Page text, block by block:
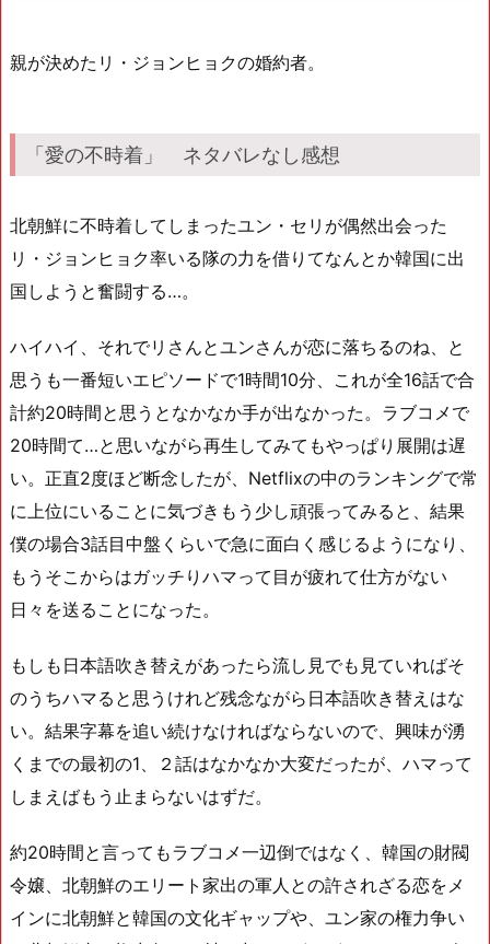
親が決めたリ・ジョンヒョクの婚約者。
「愛の不時着」 ネタバレなし感想
北朝鮮に不時着してしまったユン・セリが偶然出会った
リ・ジョンヒョク率いる隊の力を借りてなんとか韓国に出
国しようと奮闘する…。
ハイハイ、それでリさんとユンさんが恋に落ちるのね、と
思うも一番短いエピソードで1時間10分、これが全16話で合
計約20時間と思うとなかなか手が出なかった。ラブコメで
20時間て…と思いながら再生してみてもやっぱり展開は遅
い。正直2度ほど断念したが、Netflixの中のランキングで常
に上位にいることに気づきもう少し頑張ってみると、結果
僕の場合3話目中盤くらいで急に面白く感じるようになり、
もうそこからはガッチりハマって目が疲れて仕方がない
日々を送ることになった。
もしも日本語吹き替えがあったら流し見でも見ていればそ
のうちハマると思うけれど残念ながら日本語吹き替えはな
い。結果字幕を追い続けなければならないので、興味が湧
くまでの最初の1、２話はなかなか大変だったが、ハマって
しまえばもう止まらないはずだ。
約20時間と言ってもラブコメ一辺倒ではなく、韓国の財閥
令嬢、北朝鮮のエリート家出の軍人との許されざる恋をメ
インに北朝鮮と韓国の文化ギャップや、ユン家の権力争い